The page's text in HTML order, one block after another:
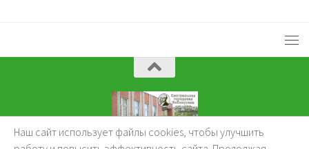
Наш сайт использует файлы cookies, чтобы улучшить